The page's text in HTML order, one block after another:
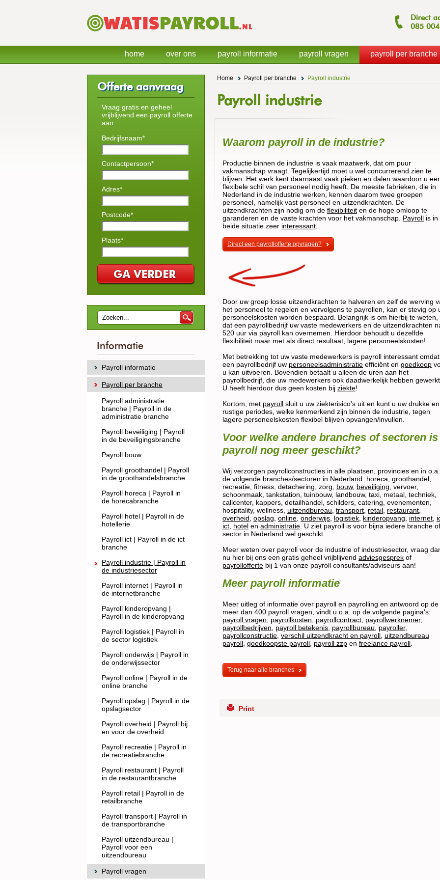
Direct
085
Home Payroll per branche Payroll industrie
Payroll industrie
Waarom payroll in de industrie?
Productie binnen de industrie is vaak maatwerk, dat om puur
vakmanschap vraagt. Tegelijkertijd moet u wel concurrerend zien te
blijven. Het werk kent daarnaast vaak pieken en dalen waardoor u
flexibele schil van personeel nodig heeft. De meeste fabrieken, die in
Nederland in de industrie werken, kennen daarom twee groepen
personeel, namelijk vast personeel en uitzendkrachten. De
uitzendkrachten zijn nodig om de flexibiliteit en de hoge omloop te
garanderen en de vaste krachten voor het vakmanschap. Payroll is in
beide situatie zeer interessant
Direct een payrollofferte opvragen?
Door uw groep losse uitzendkrachten te halveren en zelf de werving
het personeel te regelen en vervolgens te payrollen, kan er stevig op
personeelskosten worden bespaard. Belangrijk is om hierbij te weten,
dat een payrollbedrijf uw vaste medewerkers en de uitzendkrachten
520 uur via payroll kan overnemen. Hierdoor behoudt u dezelfde
flexibiliteit maar met als direct resultaat, lagere personeelskosten!
Met betrekking tot uw vaste medewerkers is payroll interessant omdat
een payrollbedrijf uw personeelsadministratie efficiënt en goedkoop
u kan uitvoeren. Bovendien betaalt u alleen de uren aan het
payrollbedrijf, die uw medewerkers ook daadwerkelijk hebben gewerkt.
U heeft hierdoor dus geen kosten bij ziekte!
Kortom, met payroll sluit u uw ziekterisico's uit en kunt u uw drukke en
rustige periodes, welke kenmerkend zijn binnen de industrie, tegen
lagere personeelskosten flexibel blijven opvangen/invullen.
Voor welke andere branches of sectoren is
payroll nog meer geschikt?
Wij verzorgen payrollconstructies in alle plaatsen, provincies en in o.a.
de volgende branches/sectoren in Nederland: horeca groothandel
recreatie, fitness, detachering, zorg, bouw, beveiliging , vervoer,
schoonmaak, tankstation, tuinbouw, landbouw, taxi, metaal, techniek,
callcenter, kappers, detailhandel, schilders, catering, evenementen,
hospitality, wellness, uitzendbureau transport retail restaurant
overheid opslag online onderwijs logistiek kinderopvang internet
ict hotel en administratie . U ziet payroll is voor bijna iedere branche of
sector in Nederland wel geschikt.
Meer weten over payroll voor de industrie of industriesector, vraag
nu hier bij ons een gratis geheel vrijblijvend adviesgesprek of
payrollofferte bij 1 van onze payroll consultants/adviseurs aan!
Meer payroll informatie
Meer uitleg of informatie over payroll en payrolling en antwoord op de
meer dan 400 payroll vragen, vindt u o.a. op de volgende pagina's:
payroll vragen
payrollkosten payrollcontract payrollwerknemer,
payrollbedrijven
payroll betekenis payrollbureau payroller,
payrollconstructie verschil uitzendkracht en payroll uitzendbureau
payroll goedkoopste payroll payroll zzp en freelance payroll
Terug naar alle branches
Print
Offerte aanvraag
Vraag gratis en geheel
vrijblijvend een payroll offerte
aan.
Bedrijfsnaam*
Contactpersoon*
Adres*
Postcode*
Plaats*
Informatie
Payroll informatie
Payroll per branche
Payroll administratie
branche | Payroll in de
administratie branche
Payroll beveiliging | Payroll
in de beveiligingsbranche
Payroll bouw
Payroll groothandel | Payroll
in de groothandelsbranche
Payroll horeca | Payroll in
de horecabranche
Payroll hotel | Payroll in de
hotellerie
Payroll ict | Payroll in de ict
branche
Payroll industrie | Payroll in
de industriesector
Payroll internet | Payroll in
de internetbranche
Payroll kinderopvang |
Payroll in de kinderopvang
Payroll logistiek | Payroll in
de sector logistiek
Payroll onderwijs | Payroll in
de onderwijssector
Payroll online | Payroll in de
online branche
Payroll opslag | Payroll in de
opslagsector
Payroll overheid | Payroll bij
en voor de overheid
Payroll recreatie | Payroll in
de recreatiebranche
Payroll restaurant | Payroll
in de restaurantbranche
Payroll retail | Payroll in de
retailbranche
Payroll transport | Payroll in
de transportbranche
Payroll uitzendbureau |
Payroll voor een
uitzendbureau
Payroll vragen
home over ons payroll informatie payroll vragen payroll per branche